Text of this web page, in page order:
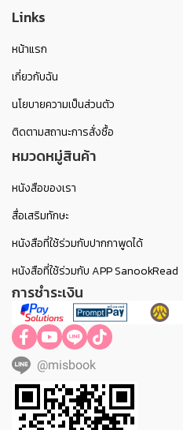
Links
หน้าแรก
เกี่ยวกับฉัน
นโยบายความเป็นส่วนตัว
ติดตามสถานะการสั่งซื้อ
หมวดหมู่สินค้า
หนังสือของเรา
สื่อเสริมทักษะ
หนังสือที่ใช้ร่วมกับปากกาพูดได้
หนังสือที่ใช้ร่วมกับ APP SanookRead
การชำระเงิน
@misbook